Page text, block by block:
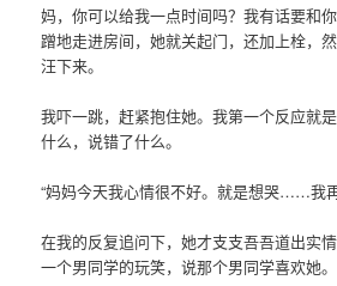
妈，你可以给我一点时间吗？我有话要和
蹭地走进房间，她就关起门，还加上栓，
汪下来。
我吓一跳，赶紧抱住她。我第一个反应就
什么，说错了什么。
“妈妈今天我心情很不好。就是想哭……我
在我的反复追问下，她才支支吾吾道出实
一个男同学的玩笑，说那个男同学喜欢她。